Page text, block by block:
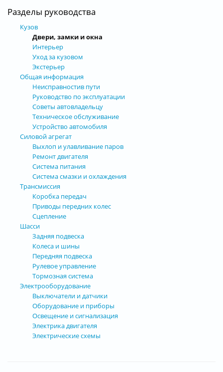
Разделы руководства
Кузов
Двери, замки и окна
Интерьер
Уход за кузовом
Экстерьер
Общая информация
Неисправностив пути
Руководство по эксплуатации
Советы автовладельцу
Техническое обслуживание
Устройство автомобиля
Силовой агрегат
Выхлоп и улавливание паров
Ремонт двигателя
Система питания
Система смазки и охлаждения
Трансмиссия
Коробка передач
Приводы передних колес
Сцепление
Шасси
Задняя подвеска
Колеса и шины
Передняя подвеска
Рулевое управление
Тормозная система
Электрооборудование
Выключатели и датчики
Оборудование и приборы
Освещение и сигнализация
Электрика двигателя
Электрические схемы